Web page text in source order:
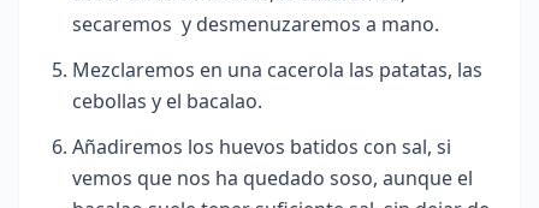
secaremos y desmenuzaremos a mano.
Mezclaremos en una cacerola las patatas, las
cebollas y el bacalao.
Añadiremos los huevos batidos con sal, si
vemos que nos ha quedado soso, aunque el